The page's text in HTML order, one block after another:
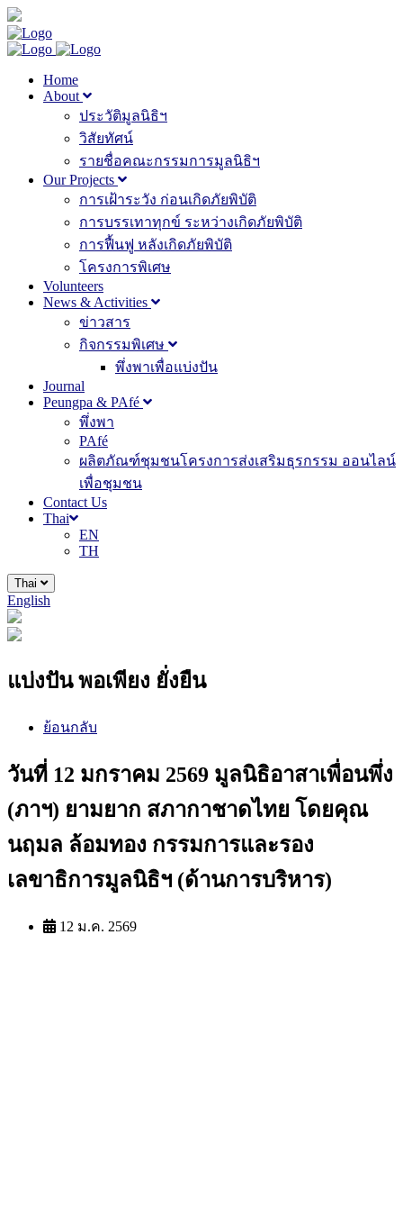
Home
About
ประวัติมูลนิธิฯ
วิสัยทัศน์
รายชื่อคณะกรรมการมูลนิธิฯ
Our Projects
การเฝ้าระวัง ก่อนเกิดภัยพิบัติ
การบรรเทาทุกข์ ระหว่างเกิดภัยพิบัติ
การฟื้นฟู หลังเกิดภัยพิบัติ
โครงการพิเศษ
Volunteers
News & Activities
ข่าวสาร
กิจกรรมพิเศษ
พึ่งพาเพื่อแบ่งปัน
Journal
Peungpa & PAfé
พึ่งพา
PAfé
ผลิตภัณฑ์ชุมชนโครงการส่งเสริมธุรกรรม ออนไลน์
เพื่อชุมชน
Contact Us
Thai
EN
TH
Thai
English
แบ่งปัน พอเพียง ยั่งยืน
ย้อนกลับ
วันที่ 12 มกราคม 2569 มูลนิธิอาสาเพื่อนพึ่ง
(ภาฯ) ยามยาก สภากาชาดไทย โดยคุณ
นฤมล ล้อมทอง กรรมการและรอง
เลขาธิการมูลนิธิฯ (ด้านการบริหาร)
12 ม.ค. 2569